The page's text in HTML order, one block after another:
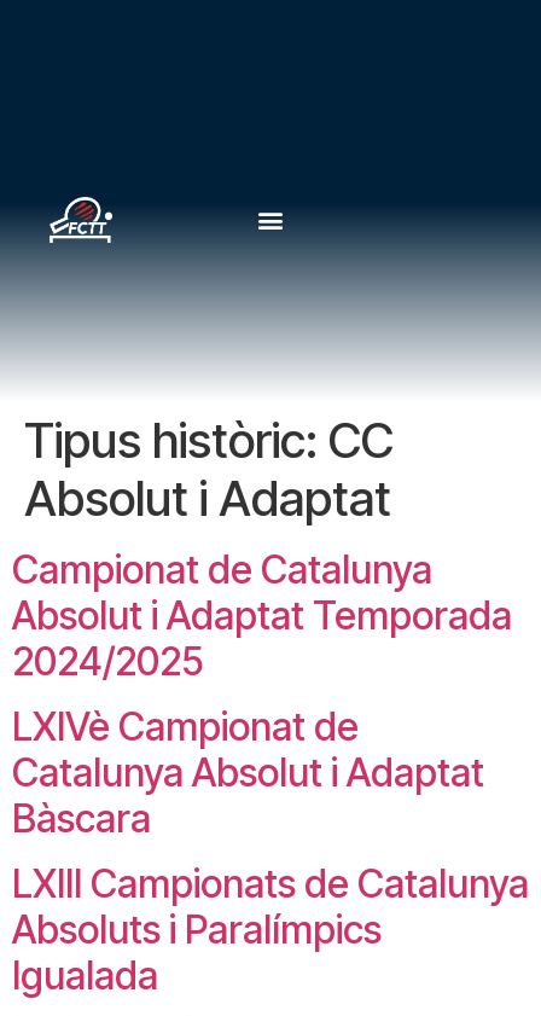
Tipus històric: CC
Absolut i Adaptat
Campionat de Catalunya
Absolut i Adaptat Temporada
2024/2025
LXIVè Campionat de
Catalunya Absolut i Adaptat
Bàscara
LXIII Campionats de Catalunya
Absoluts i Paralímpics
Igualada